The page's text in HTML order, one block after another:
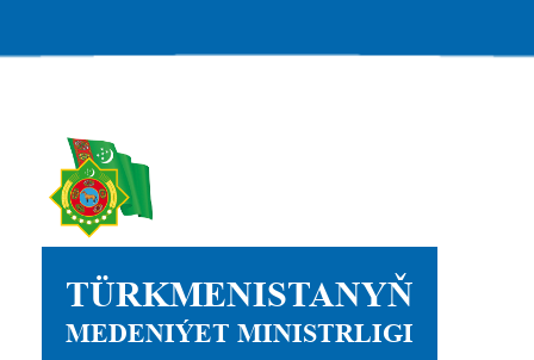
TÜRKMENISTANYŇ
MEDENIÝET MINISTRLIGI